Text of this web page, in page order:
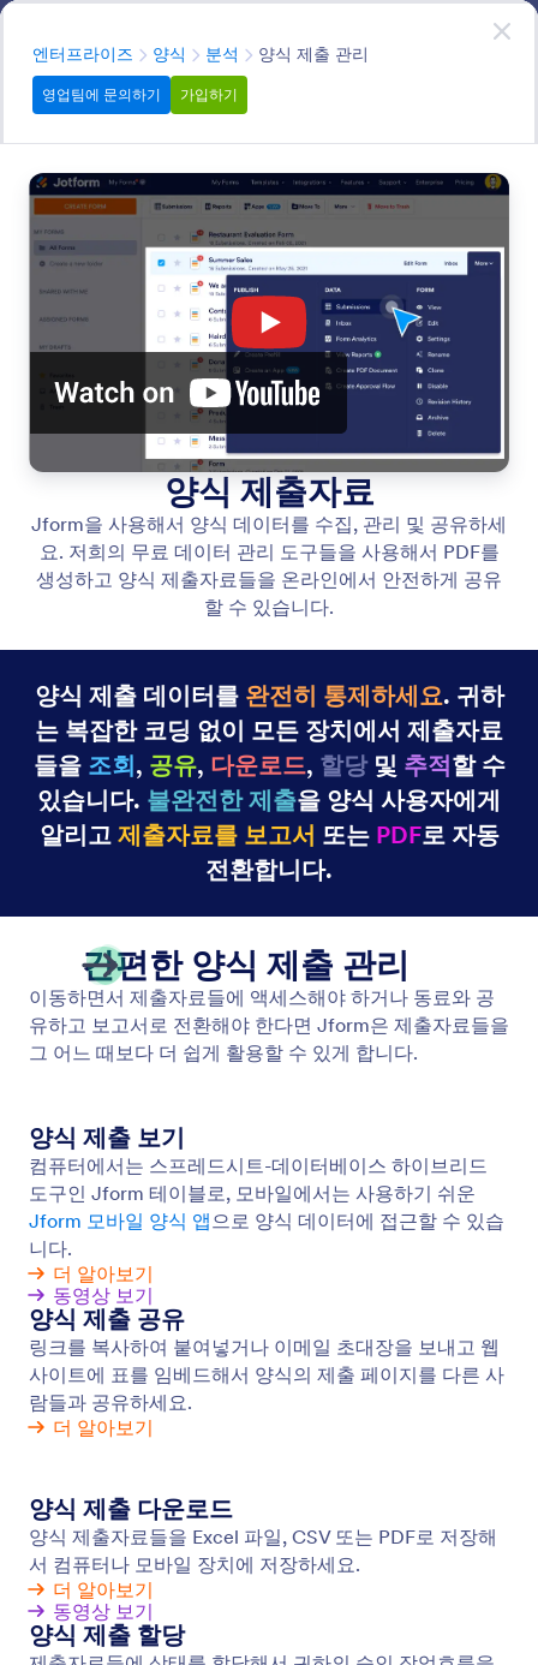
Analytics
Gain valuable insights from your form data with a wide
variety of built-in analytics tools. Analyze your traffic,
improve form responses, measure user behavior, create
visual reports, connect to Google Analytics and other
third-party widgets, and much more.
대화 시작
엔터프라이즈 양식 분석 분류양식 제출 관리
영업팀에 문의하기 가입하기
모든 기능에서 검색
양식 분석 분류
양식 분석
요. Jform의 기본 제공 도구를 사용하거나 Google
Analytics와 같은 외부 앱을 연동할 수 있습니다. 설문
조사, 설문지, 양식 응답을 더욱 정확하게 파악해 보세
요.
양식 제출 관리
Jform을 사용해서 양식 데이터를 수집, 관리 및 공유
하세요. 저희의 무료 데이터 관리 도구들을 사용해서
PDF를 생성하고 양식 제출자료들을 온라인에서 안전
기능 카테고리